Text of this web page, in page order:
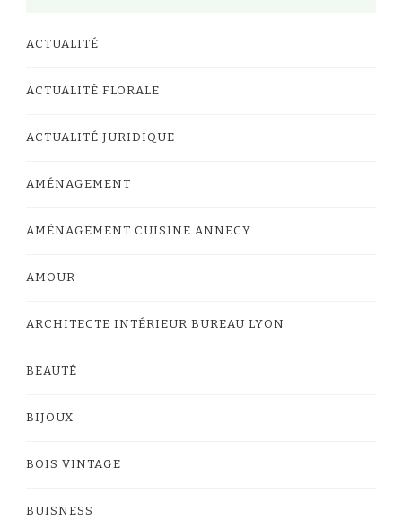
ACTUALITÉ
ACTUALITÉ FLORALE
ACTUALITÉ JURIDIQUE
AMÉNAGEMENT
AMÉNAGEMENT CUISINE ANNECY
AMOUR
ARCHITECTE INTÉRIEUR BUREAU LYON
BEAUTÉ
BIJOUX
BOIS VINTAGE
BUISNESS